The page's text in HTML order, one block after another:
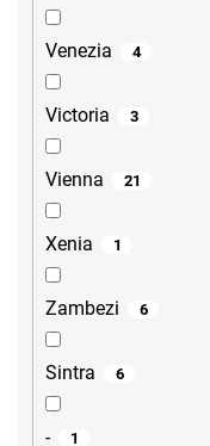
Venezia 4
Victoria 3
Vienna 21
Xenia 1
Zambezi 6
Sintra 6
- 1